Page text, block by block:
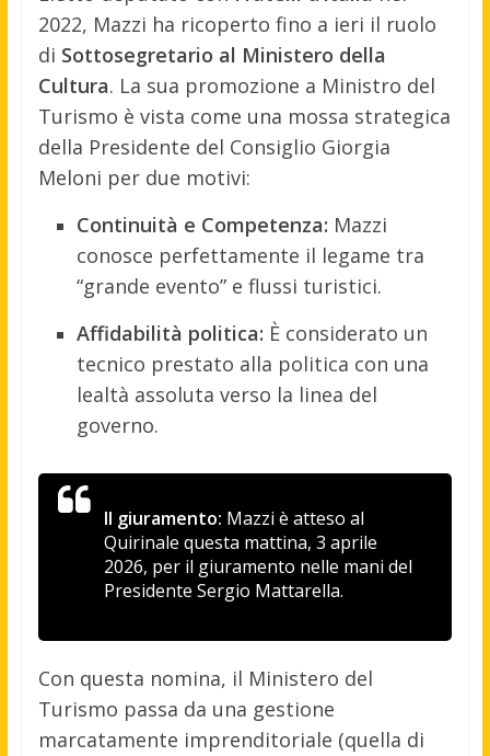
2022, Mazzi ha ricoperto fino a ieri il ruolo
di Sottosegretario al Ministero della
Cultura. La sua promozione a Ministro del
Turismo è vista come una mossa strategica
della Presidente del Consiglio Giorgia
Meloni per due motivi:
Continuità e Competenza: Mazzi
conosce perfettamente il legame tra
“grande evento” e flussi turistici.
Affidabilità politica: È considerato un
tecnico prestato alla politica con una
lealtà assoluta verso la linea del
governo.
Il giuramento: Mazzi è atteso al
Quirinale questa mattina, 3 aprile
2026, per il giuramento nelle mani del
Presidente Sergio Mattarella.
Con questa nomina, il Ministero del
Turismo passa da una gestione
marcatamente imprenditoriale (quella di